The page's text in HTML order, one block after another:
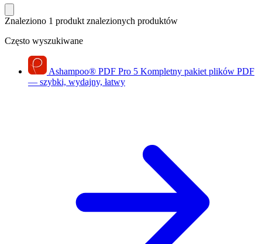
Znaleziono 1 produkt znalezionych produktów
Często wyszukiwane
Ashampoo® PDF Pro 5 Kompletny pakiet plików PDF
— szybki, wydajny, łatwy